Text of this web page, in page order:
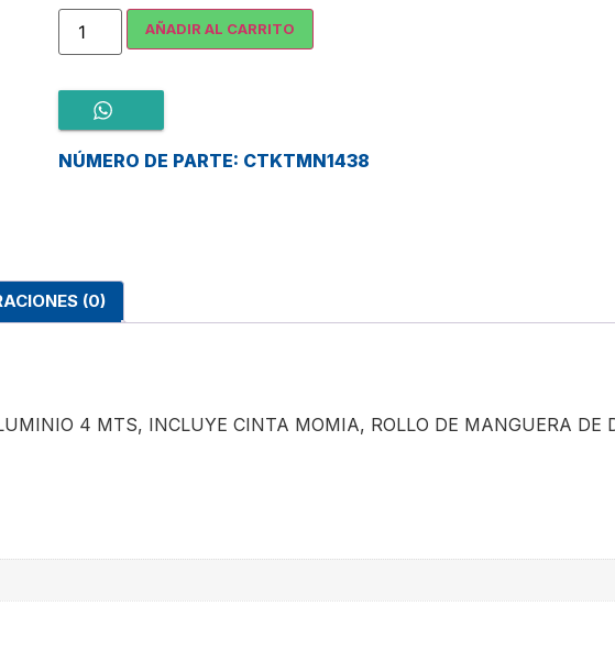
AÑADIR AL CARRITO
NÚMERO DE PARTE: CTKTMN1438
(0)
4 MTS, INCLUYE CINTA MOMIA, ROLLO DE MANGUERA DE